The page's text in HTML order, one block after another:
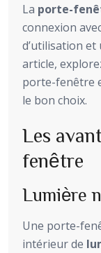
La porte-
connexion
d’utilisation et
article,
porte-fenêtre
le bon choix.
Les
fenêtre
Lumière
Une porte-
intérieur de